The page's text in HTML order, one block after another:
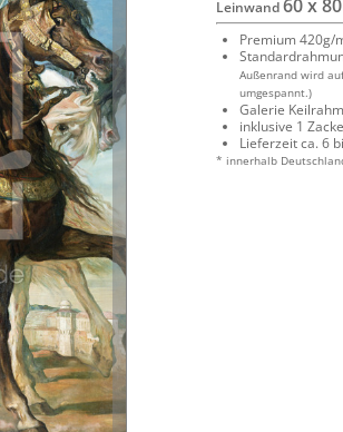
Leinwand60 x
Premium 420g/
Außenrand wird
umgespannt.)
Galerie
inklusive 1
Lieferzeit ca. 6
* innerhalb